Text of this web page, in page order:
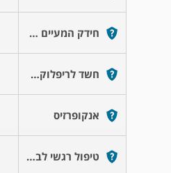
חידק המעיים מצריך אנטיביוטיקה?
חשד לריפלוקס סמוי
אנקופרזיס
טיפול רגשי לבעיית אנקרופרזיס